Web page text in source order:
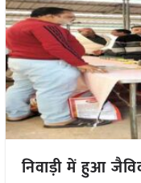
निवाड़ी में हुआ